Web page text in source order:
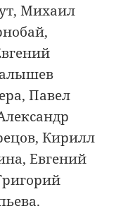
Михаил
Павел
Кирилл
Евгений